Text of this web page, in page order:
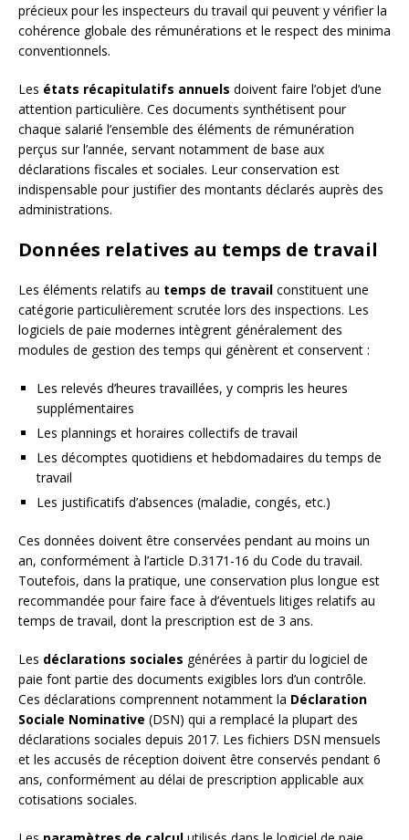
précieux pour les inspecteurs du travail qui peuvent y vérifier la
cohérence globale des rémunérations et le respect des minima
conventionnels.
Les états récapitulatifs annuels doivent faire l’objet d’une
attention particulière. Ces documents synthétisent pour
chaque salarié l’ensemble des éléments de rémunération
perçus sur l’année, servant notamment de base aux
déclarations fiscales et sociales. Leur conservation est
indispensable pour justifier des montants déclarés auprès des
administrations.
Données relatives au temps de travail
Les éléments relatifs au temps de travail constituent une
catégorie particulièrement scrutée lors des inspections. Les
logiciels de paie modernes intègrent généralement des
modules de gestion des temps qui génèrent et conservent :
Les relevés d’heures travaillées, y compris les heures
supplémentaires
Les plannings et horaires collectifs de travail
Les décomptes quotidiens et hebdomadaires du temps de
travail
Les justificatifs d’absences (maladie, congés, etc.)
Ces données doivent être conservées pendant au moins un
an, conformément à l’article D.3171-16 du Code du travail.
Toutefois, dans la pratique, une conservation plus longue est
recommandée pour faire face à d’éventuels litiges relatifs au
temps de travail, dont la prescription est de 3 ans.
Les déclarations sociales générées à partir du logiciel de
paie font partie des documents exigibles lors d’un contrôle.
Ces déclarations comprennent notamment la Déclaration
Sociale Nominative (DSN) qui a remplacé la plupart des
déclarations sociales depuis 2017. Les fichiers DSN mensuels
et les accusés de réception doivent être conservés pendant 6
ans, conformément au délai de prescription applicable aux
cotisations sociales.